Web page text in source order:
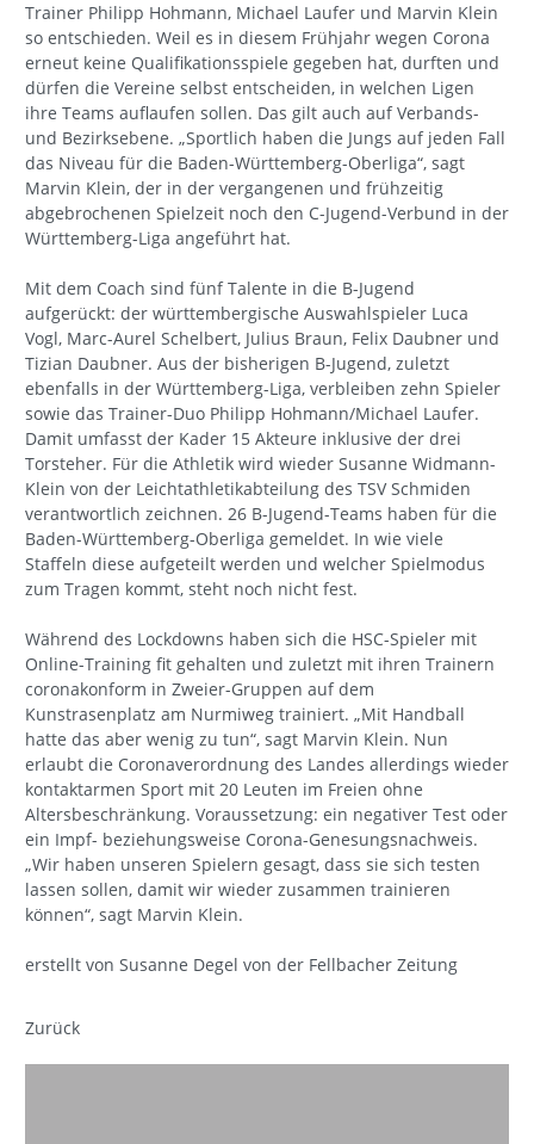
Trainer Philipp Hohmann, Michael Laufer und Marvin Klein
so entschieden. Weil es in diesem Frühjahr wegen Corona
erneut keine Qualifikationsspiele gegeben hat, durften und
dürfen die Vereine selbst entscheiden, in welchen Ligen
ihre Teams auflaufen sollen. Das gilt auch auf Verbands-
und Bezirksebene. „Sportlich haben die Jungs auf jeden Fall
das Niveau für die Baden-Württemberg-Oberliga“, sagt
Marvin Klein, der in der vergangenen und frühzeitig
abgebrochenen Spielzeit noch den C-Jugend-Verbund in der
Württemberg-Liga angeführt hat.
Mit dem Coach sind fünf Talente in die B-Jugend
aufgerückt: der württembergische Auswahlspieler Luca
Vogl, Marc-Aurel Schelbert, Julius Braun, Felix Daubner und
Tizian Daubner. Aus der bisherigen B-Jugend, zuletzt
ebenfalls in der Württemberg-Liga, verbleiben zehn Spieler
sowie das Trainer-Duo Philipp Hohmann/Michael Laufer.
Damit umfasst der Kader 15 Akteure inklusive der drei
Torsteher. Für die Athletik wird wieder Susanne Widmann-
Klein von der Leichtathletikabteilung des TSV Schmiden
verantwortlich zeichnen. 26 B-Jugend-Teams haben für die
Baden-Württemberg-Oberliga gemeldet. In wie viele
Staffeln diese aufgeteilt werden und welcher Spielmodus
zum Tragen kommt, steht noch nicht fest.
Während des Lockdowns haben sich die HSC-Spieler mit
Online-Training fit gehalten und zuletzt mit ihren Trainern
coronakonform in Zweier-Gruppen auf dem
Kunstrasenplatz am Nurmiweg trainiert. „Mit Handball
hatte das aber wenig zu tun“, sagt Marvin Klein. Nun
erlaubt die Coronaverordnung des Landes allerdings wieder
kontaktarmen Sport mit 20 Leuten im Freien ohne
Altersbeschränkung. Voraussetzung: ein negativer Test oder
ein Impf- beziehungsweise Corona-Genesungsnachweis.
„Wir haben unseren Spielern gesagt, dass sie sich testen
lassen sollen, damit wir wieder zusammen trainieren
können“, sagt Marvin Klein.
erstellt von Susanne Degel von der Fellbacher Zeitung
Zurück